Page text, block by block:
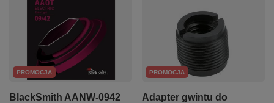
PROMOCJA
BlackSmith AANW-0942
PROMOCJA
Adapter gwintu do